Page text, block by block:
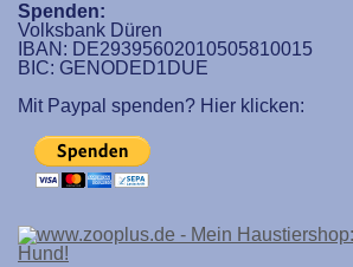
Spenden:
Volksbank Düren
IBAN: DE29395602010505810015
BIC: GENODED1DUE
Mit Paypal spenden? Hier klicken: